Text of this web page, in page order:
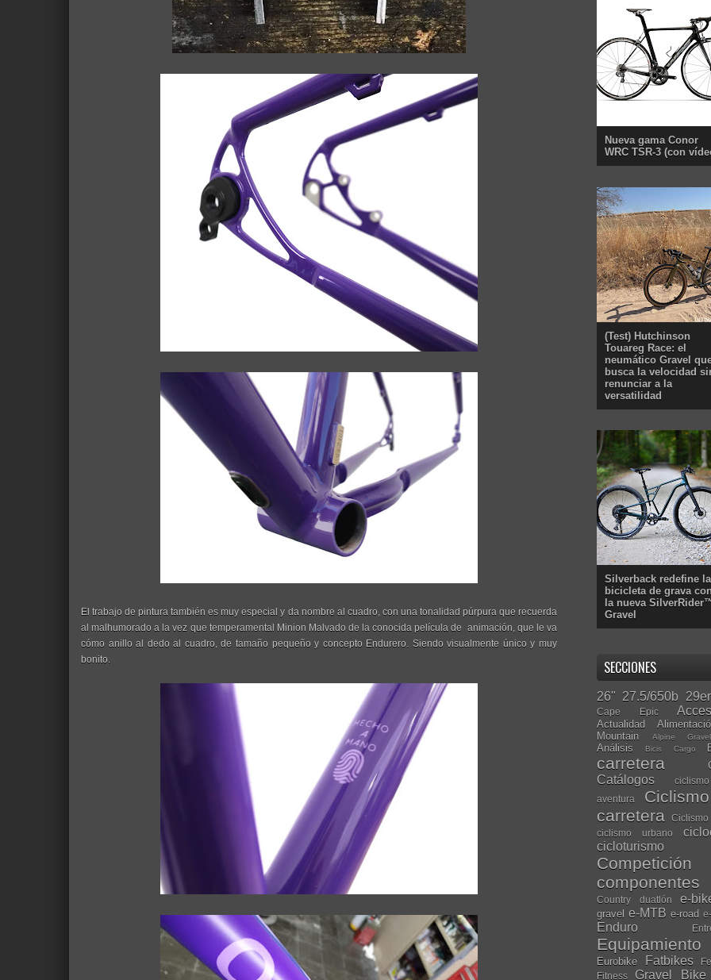
El trabajo de pintura también es muy especial y da nombre al cuadro, con una tonalidad púrpura que recuerda
al malhumorado a la vez que temperamental Minion Malvado de la conocida película de animación, que le va
cómo anillo al dedo al cuadro, de tamaño pequeño y concepto Endurero. Siendo visualmente único y muy
bonito.
Nueva gama Conor
WRC TSR-3 (con
(Test) Hutchinson
Touareg Race: el
neumático Gravel
busca la velocidad
renunciar a la
versatilidad
Silverback redefine la
bicicleta de grava
la nueva
Gravel
SECCIONES
26" 27.5/650b 29er
Cape Epic
Actualidad
Mountain
Alpine
Análisis Bicis Cargo
carretera
Catálogos
aventura
carretera
Ciclismo
ciclismo urbano
cicloturismo
Competición
componentes
Country duatlón e-
gravel e-MTB e-road
Enduro
Equipamiento
Eurobike Fatbikes
Fitness
Gravel Bike